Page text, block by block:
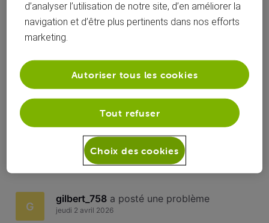
gilbert_758 a suivi la publication de gilbert_758
Bonjour, Tout comme il y a 8 mois, j'ai de nouveau de
devient noire puis se resynchronise, soit passe en
"chamarré" et revient. Les 2 signaux sont bons (3 blocs)
Dans les diagnostics, j'ai ceci Merci
0 2
G
gilbert_758 a posté une problème
jeudi 2 avril 2026
d’analyser l’utilisation de notre site, d’en améliorer la
navigation et d’être plus pertinents dans nos efforts
marketing.
Tout refuser
Autoriser tous les cookies
Choix des cookies